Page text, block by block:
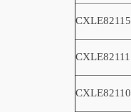
CXLE82115
CXLE82111
CXLE82110